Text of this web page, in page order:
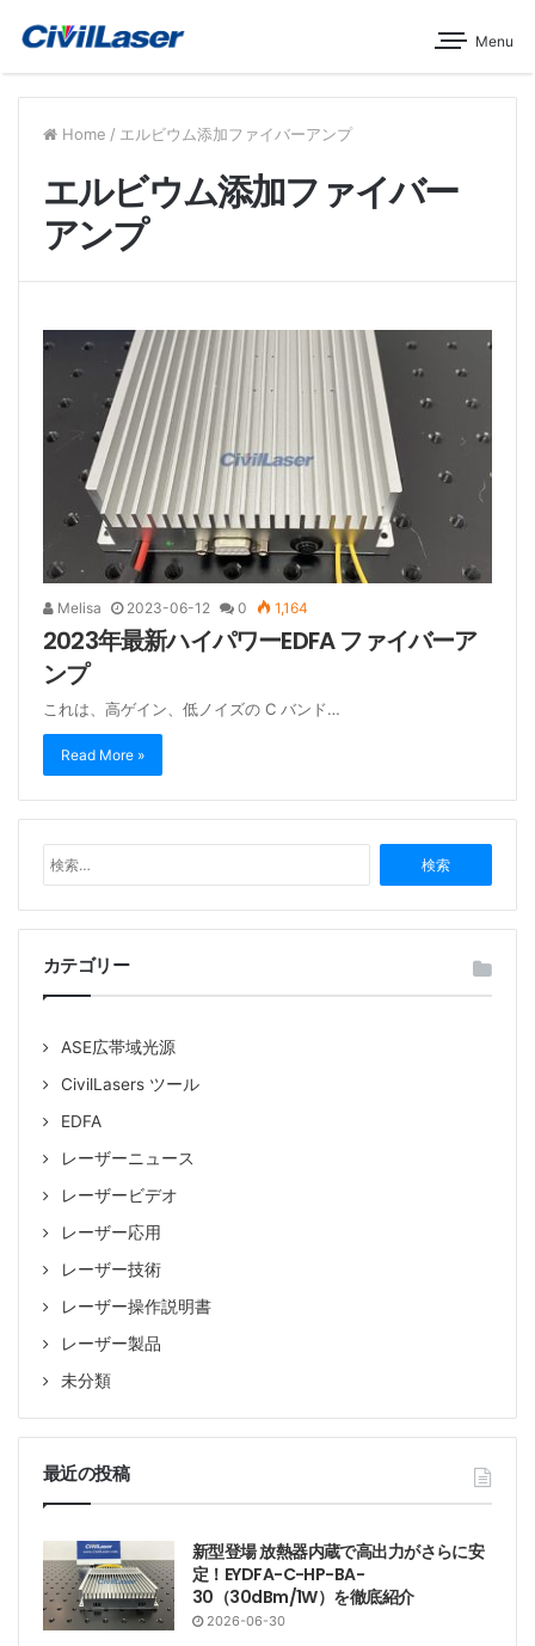
Menu
Home / エルビウム添加ファイバーアンプ
エルビウム添加ファイバー
アンプ
Melisa 2023-06-12 0 1,164
2023年最新ハイパワーEDFA ファイバーア
ンプ
これは、高ゲイン、低ノイズの C バンド…
Read More »
索
:
カテゴリー
ASE広帯域光源
CivilLasers ツール
EDFA
レーザーニュース
レーザービデオ
レーザー応用
レーザー技術
レーザー操作説明書
レーザー製品
未分類
最近の投稿
新型登場 放熱器内蔵で高出力がさらに安
定！EYDFA-C-HP-BA-
30（30dBm/1W）を徹底紹介
2026-06-30